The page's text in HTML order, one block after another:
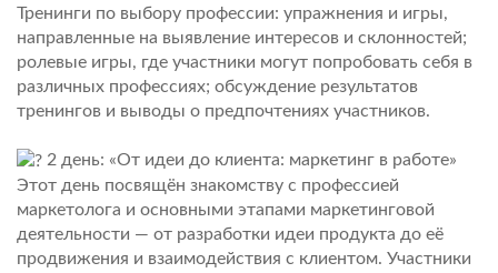
Тренинги по выбору профессии: упражнения и игры,
направленные на выявление интересов и склонностей;
ролевые игры, где участники могут попробовать себя в
различных профессиях; обсуждение результатов
тренингов и выводы о предпочтениях участников.
2 день: «От идеи до клиента: маркетинг в работе»
Этот день посвящён знакомству с профессией
маркетолога и основными этапами маркетинговой
деятельности — от разработки идеи продукта до её
продвижения и взаимодействия с клиентом. Участники